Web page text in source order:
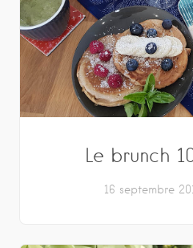
Le brunch
16 septembre